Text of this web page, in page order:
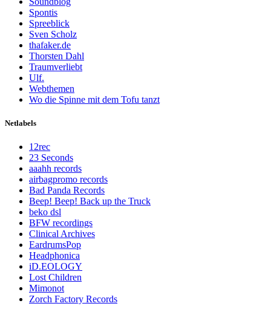
Spontis
Spreeblick
Sven Scholz
thafaker.de
Thorsten Dahl
Traumverliebt
Ulf.
Webthemen
Wo die Spinne mit dem Tofu tanzt
Netlabels
12rec
23 Seconds
aaahh records
airbagpromo records
Bad Panda Records
Beep! Beep! Back up the Truck
beko dsl
BFW recordings
Clinical Archives
EardrumsPop
Headphonica
iD.EOLOGY
Lost Children
Mimonot
Zorch Factory Records